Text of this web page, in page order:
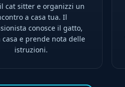
cat sitter e organizzi un
a casa tua. Il
conosce il gatto,
casa e prende nota delle
istruzioni.